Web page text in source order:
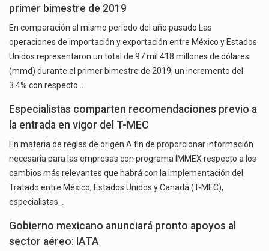
primer bimestre de 2019
En comparación al mismo periodo del año pasado Las
operaciones de importación y exportación entre México y Estados
Unidos representaron un total de 97 mil 418 millones de dólares
(mmd) durante el primer bimestre de 2019, un incremento del
3.4% con respecto…
Especialistas comparten recomendaciones previo a
la entrada en vigor del T-MEC
En materia de reglas de origen A fin de proporcionar información
necesaria para las empresas con programa IMMEX respecto a los
cambios más relevantes que habrá con la implementación del
Tratado entre México, Estados Unidos y Canadá (T-MEC),
especialistas…
Gobierno mexicano anunciará pronto apoyos al
sector aéreo: IATA